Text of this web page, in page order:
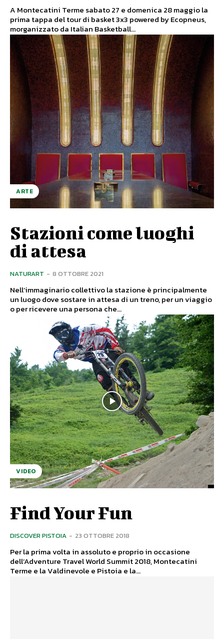
A Montecatini Terme sabato 27 e domenica 28 maggio la
prima tappa del tour di basket 3x3 powered by Ecopneus,
morganizzato da Italian Basketball...
ARTE
Stazioni come luoghi
di attesa
NATURART - 8 OTTOBRE 2021
Nell’immaginario collettivo la stazione è principalmente
un luogo dove sostare in attesa di un treno, per un viaggio
o per ricevere una persona che...
VIDEO
Find Your Fun
DISCOVER PISTOIA - 23 OTTOBRE 2018
Per la prima volta in assoluto e proprio in occasione
dell’Adventure Travel World Summit 2018, Montecatini
Terme e la Valdinevole e Pistoia e la...